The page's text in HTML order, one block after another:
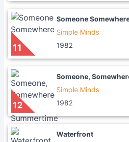
11
Someone
Simple Minds
1982
12
Someone,
Simple Minds
1982
Waterfront